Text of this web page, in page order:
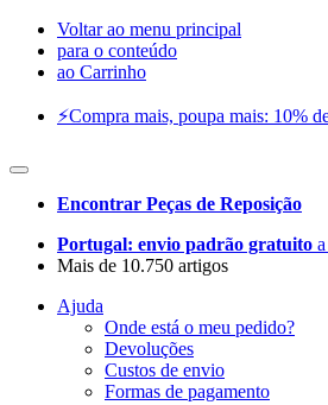
Voltar ao menu principal
para o conteúdo
ao Carrinho
⚡️Compra mais, poupa mais: 10%
Encontrar Peças de Reposição
Portugal: envio padrão gratuito
Mais de 10.750 artigos
Ajuda
Onde está o meu pedido?
Devoluções
Custos de envio
Formas de pagamento